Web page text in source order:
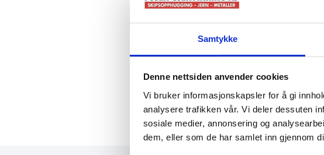
Samtykke
Denne nettsiden anvender cookies
Vi bruker informasjonskapsler for å gi
analysere trafikken vår. Vi deler dessuten
sosiale medier, annonsering og
dem, eller som de har samlet inn gjennom